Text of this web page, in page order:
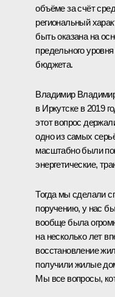
объёме за счёт
региональный
быть оказана на
предельного
бюджета.
Владимир
в Иркутске в 2019
этот вопрос
одно из самых
масштабно были
энергетические,
Тогда мы сделали
поручению, у нас
вообще была
на несколько лет
восстановление
получили жилые
Мы все вопросы,